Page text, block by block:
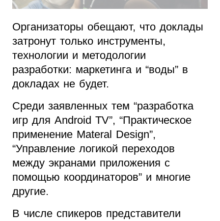
Организаторы обещают, что доклады
затронут только инструменты,
технологии и методологии
разработки: маркетинга и “воды” в
докладах не будет.
Среди заявленных тем “разработка
игр для Android TV”, “Практическое
применение Materal Design”,
“Управление логикой переходов
между экранами приложения с
помощью координаторов” и многие
другие.
В числе спикеров представители